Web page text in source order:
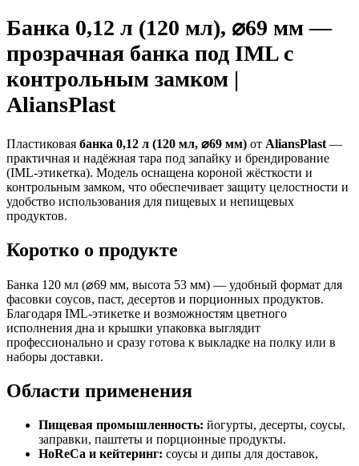
Банка 0,12 л (120 мл), ⌀69 мм —
прозрачная банка под IML с
контрольным замком |
AliansPlast
Пластиковая банка 0,12 л (120 мл, ⌀69 мм) от AliansPlast —
практичная и надёжная тара под запайку и брендирование
(IML-этикетка). Модель оснащена короной жёсткости и
контрольным замком, что обеспечивает защиту целостности и
удобство использования для пищевых и непищевых
продуктов.
Коротко о продукте
Банка 120 мл (⌀69 мм, высота 53 мм) — удобный формат для
фасовки соусов, паст, десертов и порционных продуктов.
Благодаря IML-этикетке и возможностям цветного
исполнения дна и крышки упаковка выглядит
профессионально и сразу готова к выкладке на полку или в
наборы доставки.
Области применения
Пищевая промышленность: йогурты, десерты, соусы,
заправки, паштеты и порционные продукты.
HoReCa и кейтеринг: соусы и дипы для доставок,